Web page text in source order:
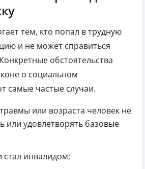
тем, кто попал в трудную
и не может справиться
обстоятельства
о социальном
самые частые случаи.
или возраста человек не
или удовлетворять базовые
стал инвалидом;